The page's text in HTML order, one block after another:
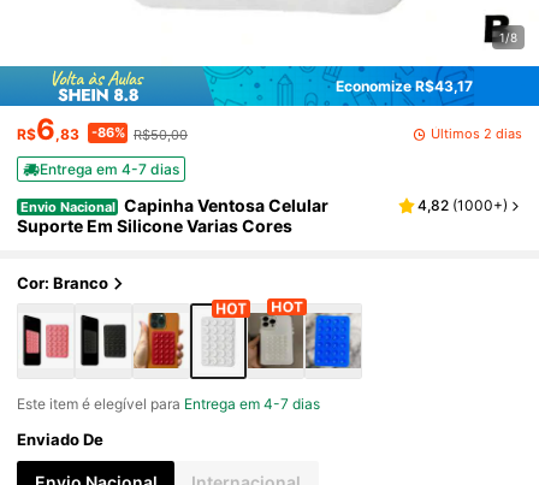
1/8
Economize R$43,17
R$6,83 -86% R$50,00 Últimos 2 dias
Entrega em 4-7 dias
Envio Nacional Capinha Ventosa Celular
Suporte Em Silicone Varias Cores
4,82 (1000+)
Cor: Branco
Este item é elegível para Entrega em 4-7 dias
Enviado De